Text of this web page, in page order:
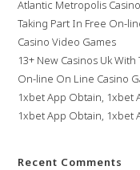
Atlantic Metropolis
Taking Part In Free On-
Casino Video Games
13+ New Casinos Uk
On-line On Line Casino
1xbet App Obtain, 1xbet
1xbet App Obtain, 1xbet
Recent Comments